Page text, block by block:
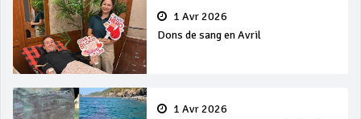
1 Avr 2026
Dons de sang en Avril
1 Avr 2026